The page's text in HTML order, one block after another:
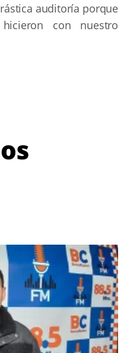
auditoría porque
con nuestro